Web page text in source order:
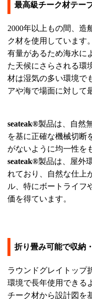
最高級チーク材テー
2000年以上もの間、造
ク材を使用しています
有量があるため海水に
た天候にさらされる環
材は湿気の多い環境で
アや海で場面に対して
seateak®製品は、自然
を基に正確な機械切断
がないように均一性を
seateak®製品は、屋外
れており、自然な仕上
ル、特にボートライフ
価を得ています。
折り畳み可能で収納
ラウンドグレイトップ
環境で長年使用できる
チーク材から設計図を